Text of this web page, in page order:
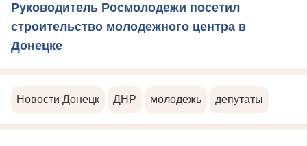
Руководитель Росмолодежи посетил
строительство молодежного центра в
Донецке
Новости Донецк ДНР молодежь депутаты